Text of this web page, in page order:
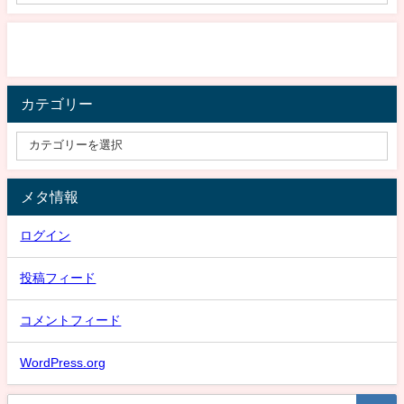
カテゴリー
メタ情報
ログイン
投稿フィード
コメントフィード
WordPress.org